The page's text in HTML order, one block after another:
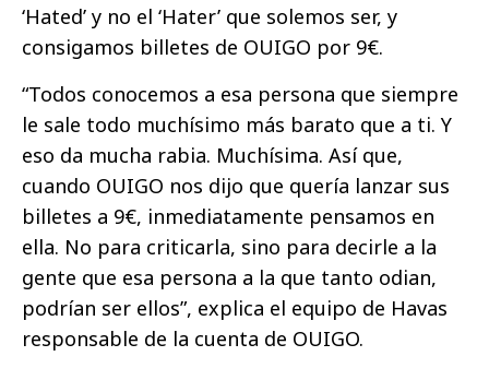
‘Hated’ y no el ‘Hater’ que solemos ser, y
consigamos billetes de OUIGO por 9€.
“Todos conocemos a esa persona que siempre
le sale todo muchísimo más barato que a ti. Y
eso da mucha rabia. Muchísima. Así que,
cuando OUIGO nos dijo que quería lanzar sus
billetes a 9€, inmediatamente pensamos en
ella. No para criticarla, sino para decirle a la
gente que esa persona a la que tanto odian,
podrían ser ellos”, explica el equipo de Havas
responsable de la cuenta de OUIGO.